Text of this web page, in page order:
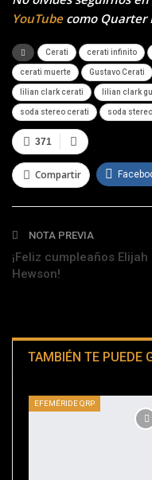
YouTubecomo Quarter
Cerati cerati infinito
cerati muerte Gustavo Cerati
lilian clark cerati lilian clark
soda stereo cerati soda
371
Compartir
NOTA PREVIA
¡Feliz cumpleaños Elijah
Hewson!
TAMBIÉN TE PUEDE
EFEMÉRIDE QRP